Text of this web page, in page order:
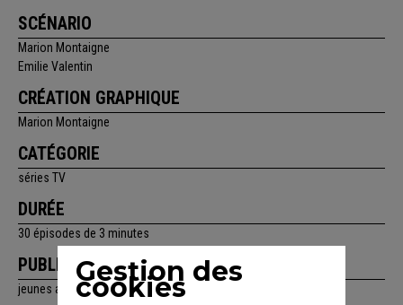
SCÉNARIO
Marion Montaigne
Emilie Valentin
CRÉATION GRAPHIQUE
Marion Montaigne
CATÉGORIE
séries TV
DURÉE
30 épisodes de 3 minutes
PUBLIC
jeunes adultes, adultes, adolescents, famille
Gestion des
cookies